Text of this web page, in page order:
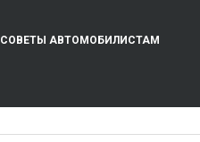
СОВЕТЫ АВТОМОБИЛИСТАМ